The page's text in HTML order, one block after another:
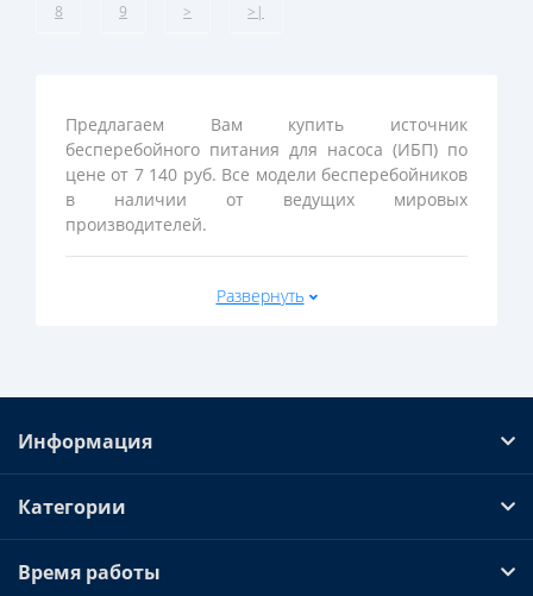
8 9 > >|
Предлагаем Вам купить источник
бесперебойного питания для насоса (ИБП) по
цене от 7 140 руб. Все модели бесперебойников
в наличии от ведущих мировых
производителей.
В разделе представлен широкий выбор ИБП и
конвертеров широкого назначения. Они могут
Циркуляционных насосов в системах
отопления;
Водяных насосов, используемых для подачи
воды из скважин;
дренажа и канализации.
Развернуть
Информация
Категории
Время работы